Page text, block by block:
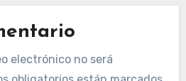
electrónico no será